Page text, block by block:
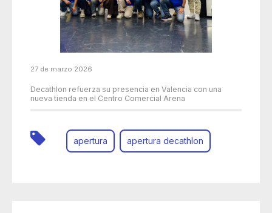
27 de marzo 2026
Decathlon refuerza su presencia en Valencia con una
nueva tienda en el Centro Comercial Arena
apertura apertura decathlon